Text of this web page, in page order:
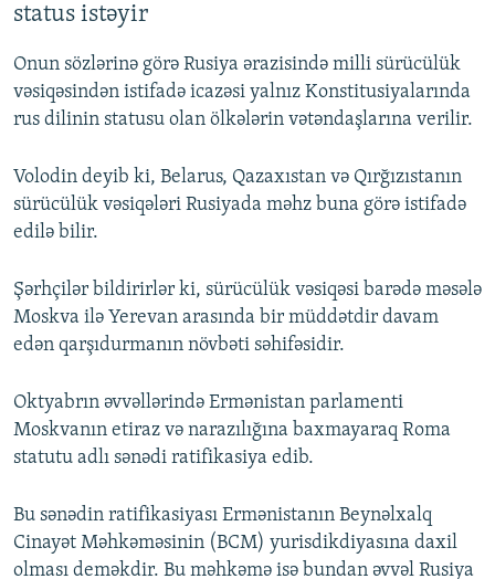
status istəyir
Onun sözlərinə görə Rusiya ərazisində milli sürücülük
vəsiqəsindən istifadə icazəsi yalnız Konstitusiyalarında
rus dilinin statusu olan ölkələrin vətəndaşlarına verilir.
Volodin deyib ki, Belarus, Qazaxıstan və Qırğızıstanın
sürücülük vəsiqələri Rusiyada məhz buna görə istifadə
edilə bilir.
Şərhçilər bildirirlər ki, sürücülük vəsiqəsi barədə məsələ
Moskva ilə Yerevan arasında bir müddətdir davam
edən qarşıdurmanın növbəti səhifəsidir.
Oktyabrın əvvəllərində Ermənistan parlamenti
Moskvanın etiraz və narazılığına baxmayaraq Roma
statutu adlı sənədi ratifikasiya edib.
Bu sənədin ratifikasiyası Ermənistanın Beynəlxalq
Cinayət Məhkəməsinin (BCM) yurisdikdiyasına daxil
olması deməkdir. Bu məhkəmə isə bundan əvvəl Rusiya